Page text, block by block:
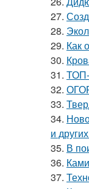
27.
28.
29. Как
30.
31.
32.
33.
34.
и
35. В
36.
37.